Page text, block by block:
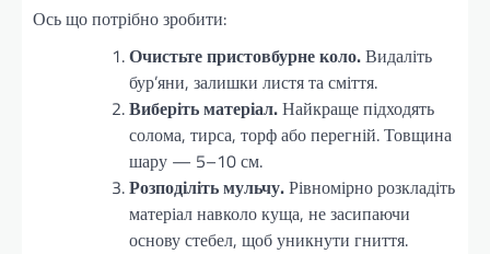
Ось що потрібно зробити:
Очистьте пристовбурне коло.Видаліть
бур’яни, залишки листя та сміття.
Виберіть матеріал.Найкраще підходять
солома, тирса, торф або перегній. Товщина
шару — 5–10 см.
Розподіліть мульчу.Рівномірно розкладіть
матеріал навколо куща, не засипаючи
основу стебел, щоб уникнути гниття.